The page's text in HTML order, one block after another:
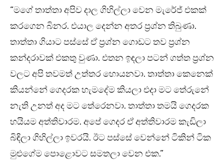
“මගේ තාත්තා අපිව දාල ගිහිල්ලා වෙන මැරේජ් එකක්
කරගෙන බිනර. එයාල දෙන්න අතර ප්‍රශ්න තිබුණා.
තාත්තා ගියාට පස්සේ ඒ ප්‍රශ්න ගොඩට තව ප්‍රශ්න
කන්දරාවක් එකතු වුණා. එතන ඉඳලා පටන් ගත්ත ප්‍රශ්න
වලට අපි තවමත් උත්තර හොයනවා. තාත්තා කෙනෙක්
කියන්නේ ගෙදරක හැමදේම කියලා එදා මට තේරුනේ
නැති උනත් අද මට තේරෙනවා. තාත්තා තමයි ගෙදරක
හයියම අත්තිවාරම. අපේ ගෙදර ඒ අත්තිවාරම කැඩිලා
බිඳිලා ගිහිල්ලා ඉවරයි. ඊට පස්සේ වෙන්නේ ටිකින් ටික
මුළුගේම පොළොවට සමතලා වෙන එක.”